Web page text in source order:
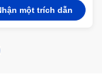
một trích dẫn